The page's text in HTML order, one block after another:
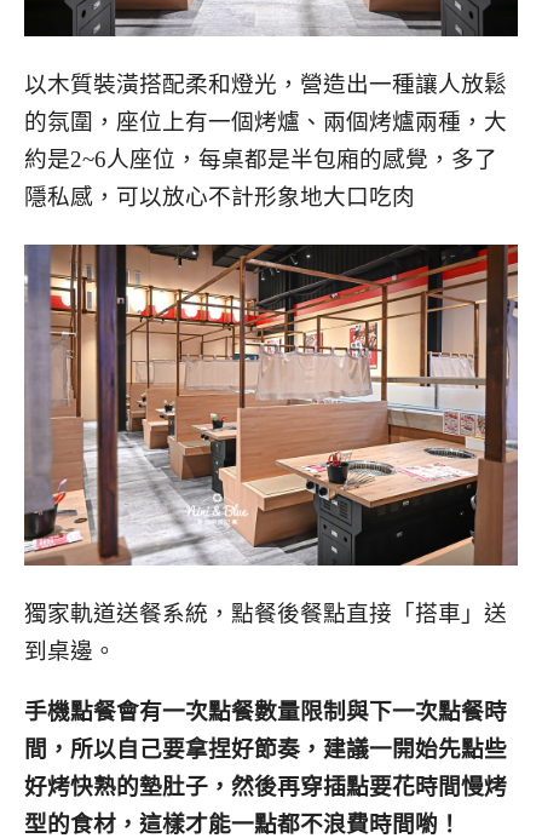
以木質裝潢搭配柔和燈光，營造出一種讓人放鬆
的氛圍，座位上有一個烤爐、兩個烤爐兩種，大
約是2~6人座位，每桌都是半包廂的感覺，多了
隱私感，可以放心不計形象地大口吃肉
獨家軌道送餐系統，點餐後餐點直接「搭車」送
到桌邊。
手機點餐會有一次點餐數量限制與下一次點餐時
間，所以自己要拿捏好節奏，建議一開始先點些
好烤快熟的墊肚子，然後再穿插點要花時間慢烤
型的食材，這樣才能一點都不浪費時間喲！